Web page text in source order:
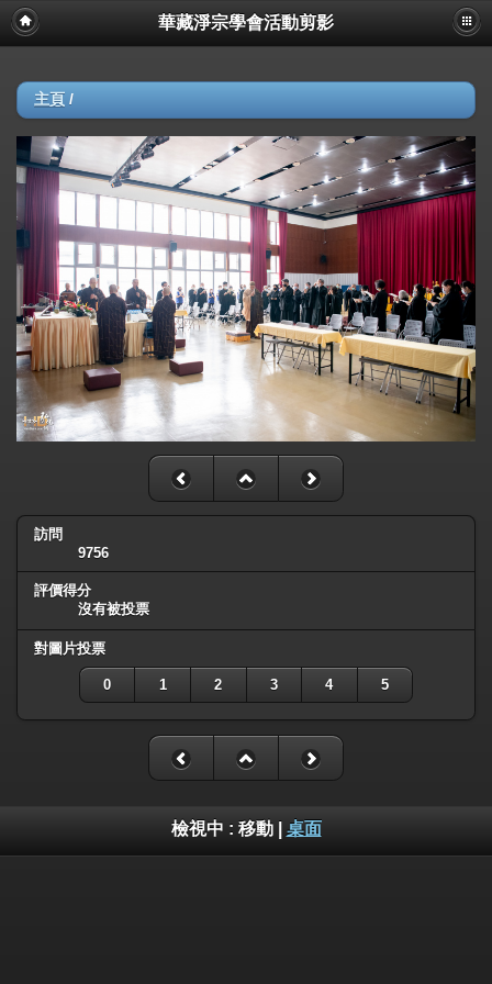
華藏淨宗學會活動剪影
主頁 /
訪問
9756
評價得分
沒有被投票
對圖片投票
0 1 2 3 4 5
檢視中 : 移動| 桌面